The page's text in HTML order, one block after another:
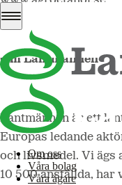
Om oss
Våra bolag
Våra ägare
Om Lantmännen
Lantmännen är ett
Europas ledande
och livsmedel. Vi ägs
10 500 anställda,